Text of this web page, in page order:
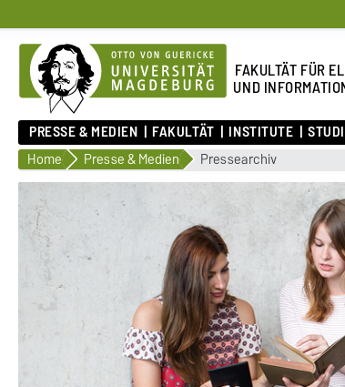
FAKULTÄT FÜR
UND
PRESSE & MEDIEN FAKULTÄT INSTITUTE
Home Presse & Medien Pressearchiv